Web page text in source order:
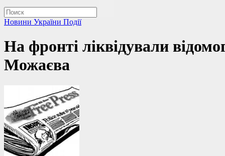
Новини України Події
На фронті ліквідували
Можаєва